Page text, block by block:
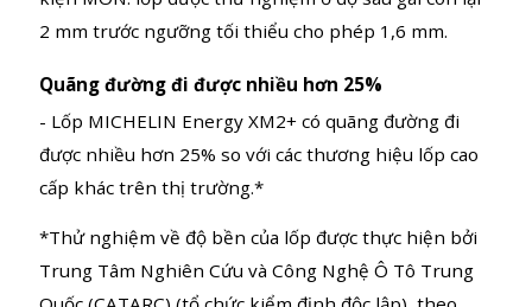
(số liệu so sánh dựa trên mức trung bình của bốn
thương hiệu). Tham khảo: Báo cáo kĩ thuật TUV
Rheinland Thái Lan số 1203058671 001 và 002. Điều
kiện MÒN: lốp được thử nghiệm ở độ sâu gai còn lại
2 mm trước ngưỡng tối thiểu cho phép 1,6 mm.
- Lốp MICHELIN Energy XM2+ có quãng đường đi
được nhiều hơn 25% so với các thương hiệu lốp cao